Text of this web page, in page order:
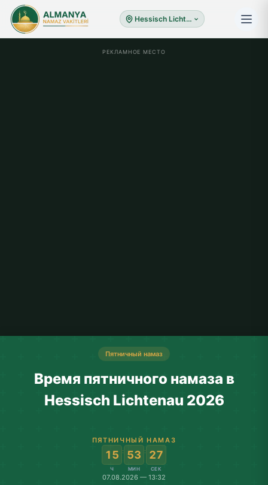
Hessisch Lichtenau
РЕКЛАМНОЕ МЕСТО
Пятничный намаз
Время пятничного намаза в
Hessisch Lichtenau 2026
ПЯТНИЧНЫЙ НАМАЗ
15
Ч
: 53
МИН
: 27
СЕК
07.08.2026 — 13:32